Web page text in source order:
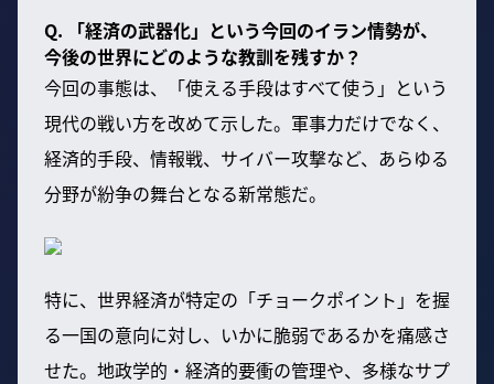
Q. 「経済の武器化」という今回のイラン情勢が、
今後の世界にどのような教訓を残すか？
今回の事態は、「使える手段はすべて使う」という
現代の戦い方を改めて示した。軍事力だけでなく、
経済的手段、情報戦、サイバー攻撃など、あらゆる
分野が紛争の舞台となる新常態だ。
特に、世界経済が特定の「チョークポイント」を握
る一国の意向に対し、いかに脆弱であるかを痛感さ
せた。地政学的・経済的要衝の管理や、多様なサプ